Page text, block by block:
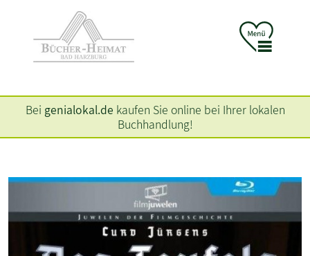
Bei genialokal.de kaufen Sie online bei Ihrer lokalen
Buchhandlung!